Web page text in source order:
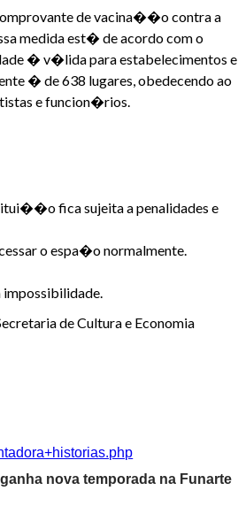
de vacina��o contra a
medida est� de acordo com o
� v�lida para estabelecimentos e
� de 638 lugares, obedecendo ao
e funcion�rios.
fica sujeita a penalidades e
o espa�o normalmente.
impossibilidade.
de Cultura e Economia
nova temporada na Funarte